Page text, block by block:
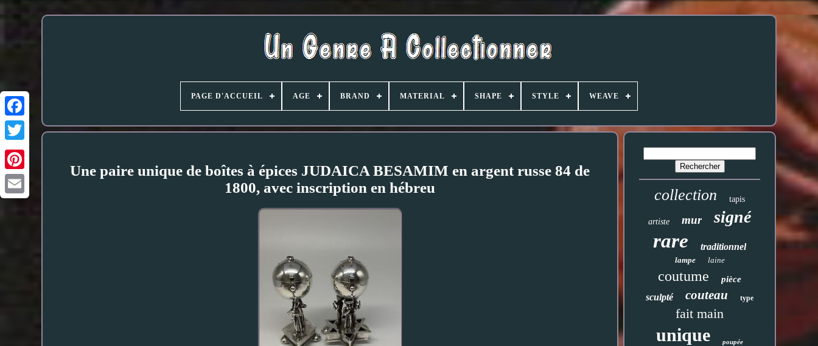
PAGE D'ACCUEIL AGE BRAND MATERIAL SHAPE STYLE WEAVE
Une paire unique de boîtes à épices JUDAICA BESAMIM en argent russe 84 de
1800, avec inscription en hébreu
collection tapis
artiste mur signé
rare traditionnel
lampe laine
coutume pièce
sculpté couteau type
fait main
unique poupée